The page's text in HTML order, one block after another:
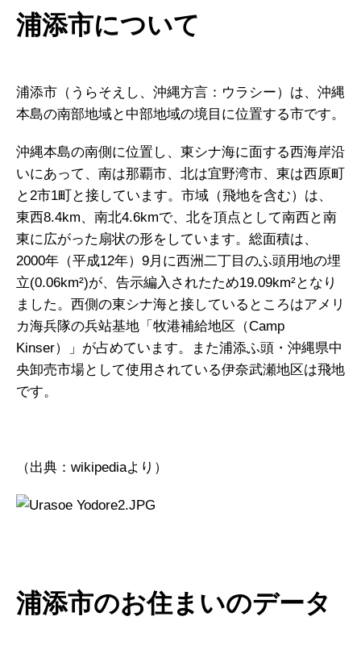
浦添市について
浦添市（うらそえし、沖縄方言：ウラシー）は、沖縄
本島の南部地域と中部地域の境目に位置する市です。
沖縄本島の南側に位置し、東シナ海に面する西海岸沿
いにあって、南は那覇市、北は宜野湾市、東は西原町
と2市1町と接しています。市域（飛地を含む）は、
東西8.4km、南北4.6kmで、北を頂点として南西と南
東に広がった扇状の形をしています。総面積は、
2000年（平成12年）9月に西洲二丁目のふ頭用地の埋
立(0.06km²)が、告示編入されたため19.09km²となり
ました。西側の東シナ海と接しているところはアメリ
カ海兵隊の兵站基地「牧港補給地区（Camp
Kinser）」が占めています。また浦添ふ頭・沖縄県中
央卸売市場として使用されている伊奈武瀬地区は飛地
です。
（出典： wikipediaより）
浦添市のお住まいのデータ